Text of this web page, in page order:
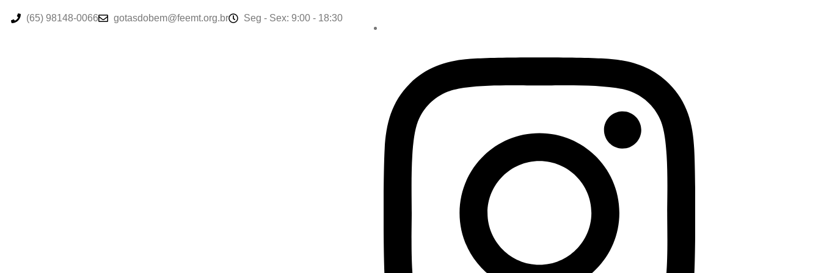
(65) 98148-0066 gotasdobem@feemt.org.br Seg - Sex: 9:00 - 18:30